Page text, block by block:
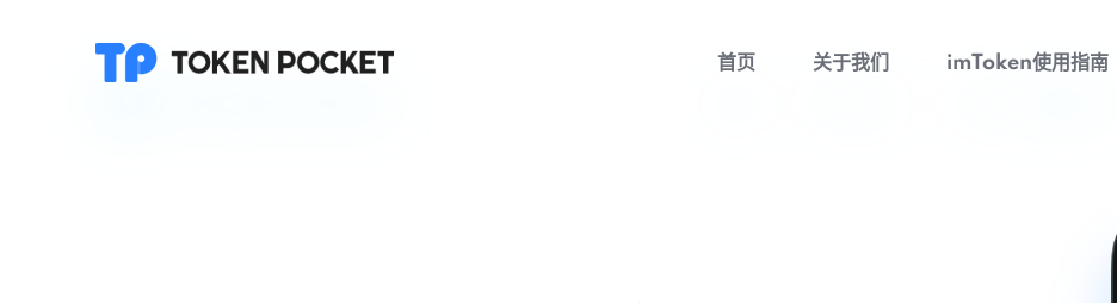
首页 关于我们 imToken使用指南